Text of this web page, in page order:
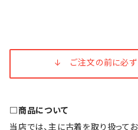
↓ ご注文の前に必
□商品について
当店では、主に古着を取り扱ってお